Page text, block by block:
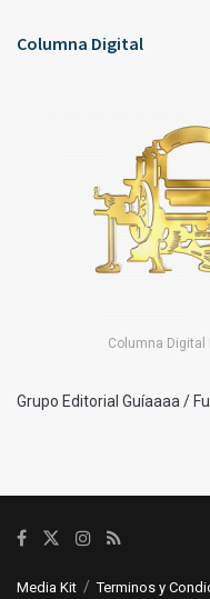
Columna Digital
Columna Digital
Grupo Editorial Guíaaaa /
Media Kit Terminos y